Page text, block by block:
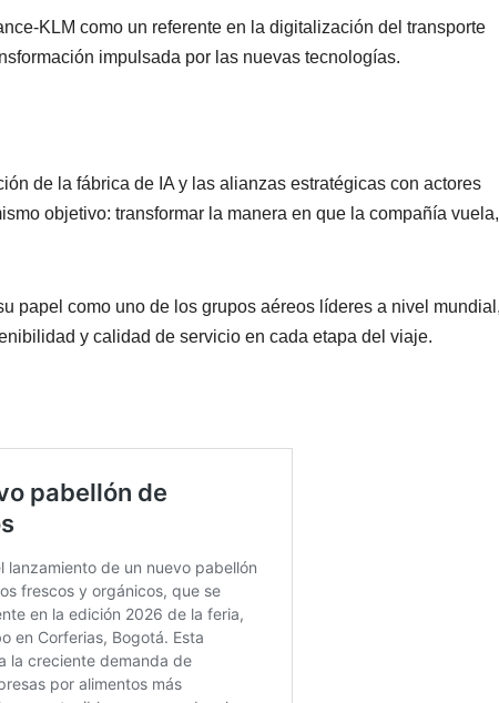
KLM como un referente en la digitalización del transporte
impulsada por las nuevas tecnologías.
de la fábrica de IA y las alianzas estratégicas con actores
objetivo: transformar la manera en que la compañía vuela,
papel como uno de los grupos aéreos líderes a nivel
y calidad de servicio en cada etapa del viaje.